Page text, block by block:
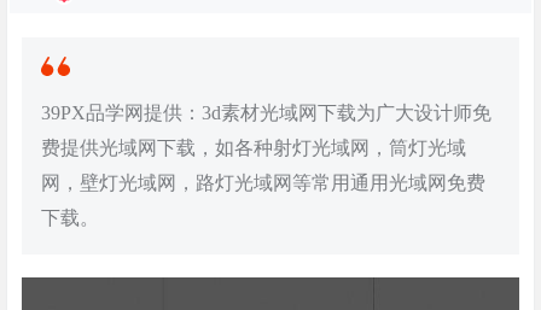
39PX品学网提供：3d素材光域网下载为广大设计师免
费提供光域网下载，如各种射灯光域网，筒灯光域
网，壁灯光域网，路灯光域网等常用通用光域网免费
下载。